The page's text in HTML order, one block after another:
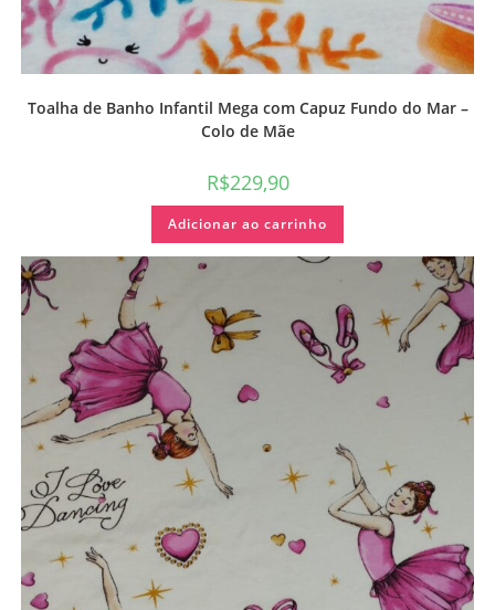
Toalha de Banho Infantil Mega com Capuz Fundo do Mar –
Colo de Mãe
R$229,90
Adicionar ao carrinho